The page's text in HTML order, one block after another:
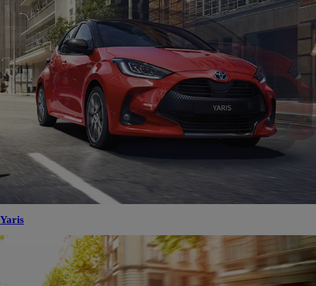
Yaris